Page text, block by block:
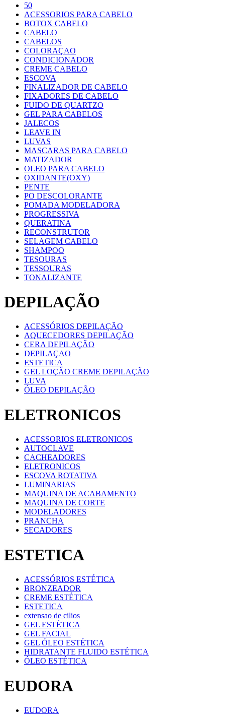
50
ACESSORIOS PARA CABELO
BOTOX CABELO
CABELO
CABELOS
COLORAÇAO
CONDICIONADOR
CREME CABELO
ESCOVA
FINALIZADOR DE CABELO
FIXADORES DE CABELO
FUIDO DE QUARTZO
GEL PARA CABELOS
JALECOS
LEAVE IN
LUVAS
MASCARAS PARA CABELO
MATIZADOR
OLEO PARA CABELO
OXIDANTE(OXY)
PENTE
PO DESCOLORANTE
POMADA MODELADORA
PROGRESSIVA
QUERATINA
RECONSTRUTOR
SELAGEM CABELO
SHAMPOO
TESOURAS
TESSOURAS
TONALIZANTE
DEPILAÇÃO
ACESSÓRIOS DEPILAÇÃO
AQUECEDORES DEPILAÇÃO
CERA DEPILAÇÃO
DEPILAÇAO
ESTETICA
GEL LOÇÃO CREME DEPILAÇÃO
LUVA
ÓLEO DEPILAÇÃO
ELETRONICOS
ACESSORIOS ELETRONICOS
AUTOCLAVE
CACHEADORES
ELETRONICOS
ESCOVA ROTATIVA
LUMINARIAS
MAQUINA DE ACABAMENTO
MAQUINA DE CORTE
MODELADORES
PRANCHA
SECADORES
ESTETICA
ACESSÓRIOS ESTÉTICA
BRONZEADOR
CREME ESTÉTICA
ESTETICA
extensao de cilios
GEL ESTÉTICA
GEL FACIAL
GEL ÓLEO ESTÉTICA
HIDRATANTE FLUIDO ESTÉTICA
ÓLEO ESTÉTICA
EUDORA
EUDORA